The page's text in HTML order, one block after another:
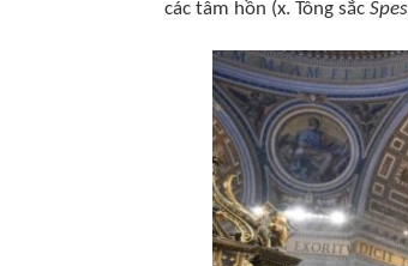
các tâm hồn (x. Tông sắc